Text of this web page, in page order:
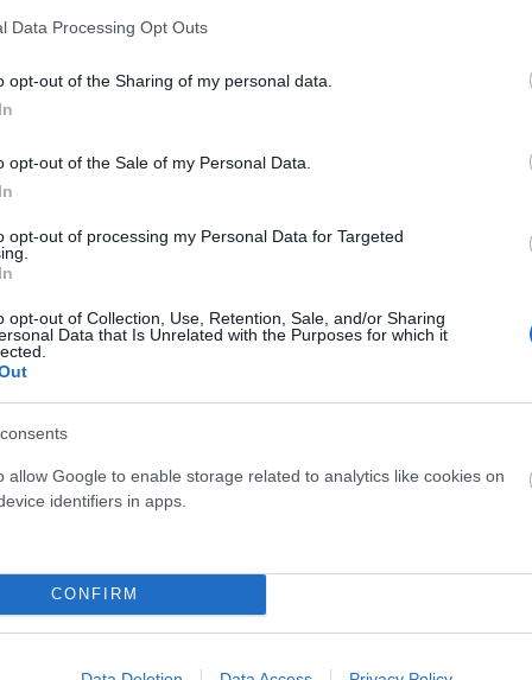
Data Processing Opt Outs
opt-out of the Sharing of my personal data.
opt-out of the Sale of my Personal Data.
opt-out of processing my Personal Data for Targeted
opt-out of Collection, Use, Retention, Sale, and/or Sharing
Data that Is Unrelated with the Purposes for which it
allow Google to enable storage related to analytics like cookies on
identifiers in apps.
CONFIRM
diferente a Santa Madre?
reales, sin artificios:
Los productos Santa Madre están
si no lo reconoces al leerlo, tu estómago tampoco lo hará al
e innovación española: Cada fórmula está diseñada en
de élite y ajustada hasta lograr un equilibrio perfecto entre
productos para cada momento:
Desde isotónicos suaves y
barritas "real food" y recuperadores de sabores
Santa Madre no solo está presente en los
internacionales y deportistas exigentes confían en la marca por